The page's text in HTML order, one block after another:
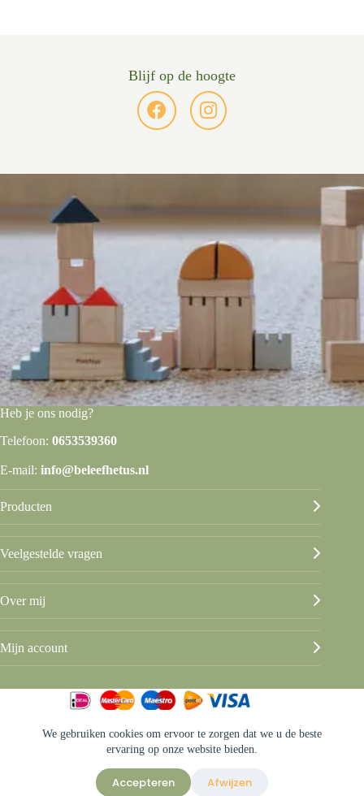
We gebruiken cookies om ervoor te zorgen dat we u de beste
ervaring op onze website bieden.
Accepteren Afwijzen
Blijf op de hoogte
Heb je ons nodig?
Telefoon: 0653539360
E-mail: info@beleefhetus.nl
Producten
Veelgestelde vragen
Over mij
Mijn account
© Beleef het Us
Privacy & disclaimer